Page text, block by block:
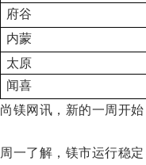
府谷
内蒙
太原
闻喜
尚镁网讯，新的一周开
周一了解，镁市运行稳